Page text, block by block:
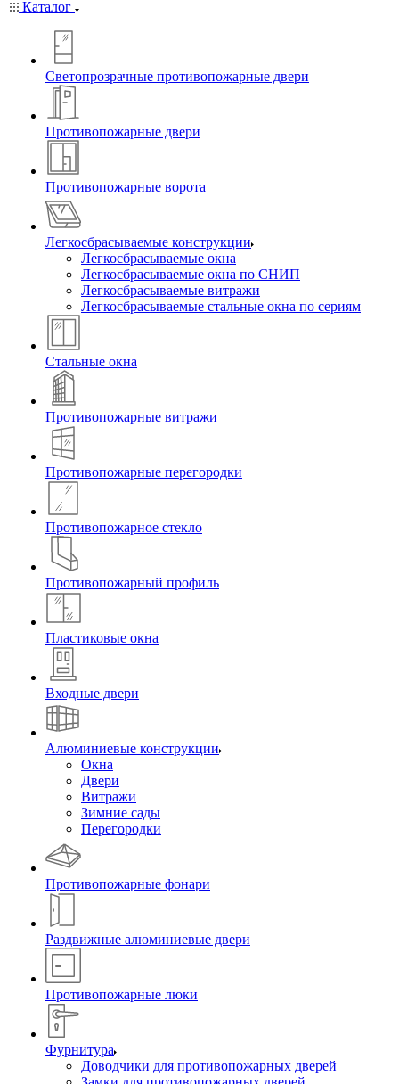
Каталог
Светопрозрачные противопожарные двери
Противопожарные двери
Противопожарные ворота
Легкосбрасываемые конструкции
Легкосбрасываемые окна
Легкосбрасываемые окна по СНИП
Легкосбрасываемые витражи
Легкосбрасываемые стальные окна по сериям
Стальные окна
Противопожарные витражи
Противопожарные перегородки
Противопожарное стекло
Противопожарный профиль
Пластиковые окна
Входные двери
Алюминиевые конструкции
Окна
Двери
Витражи
Зимние сады
Перегородки
Противопожарные фонари
Раздвижные алюминиевые двери
Противопожарные люки
Фурнитура
Доводчики для противопожарных дверей